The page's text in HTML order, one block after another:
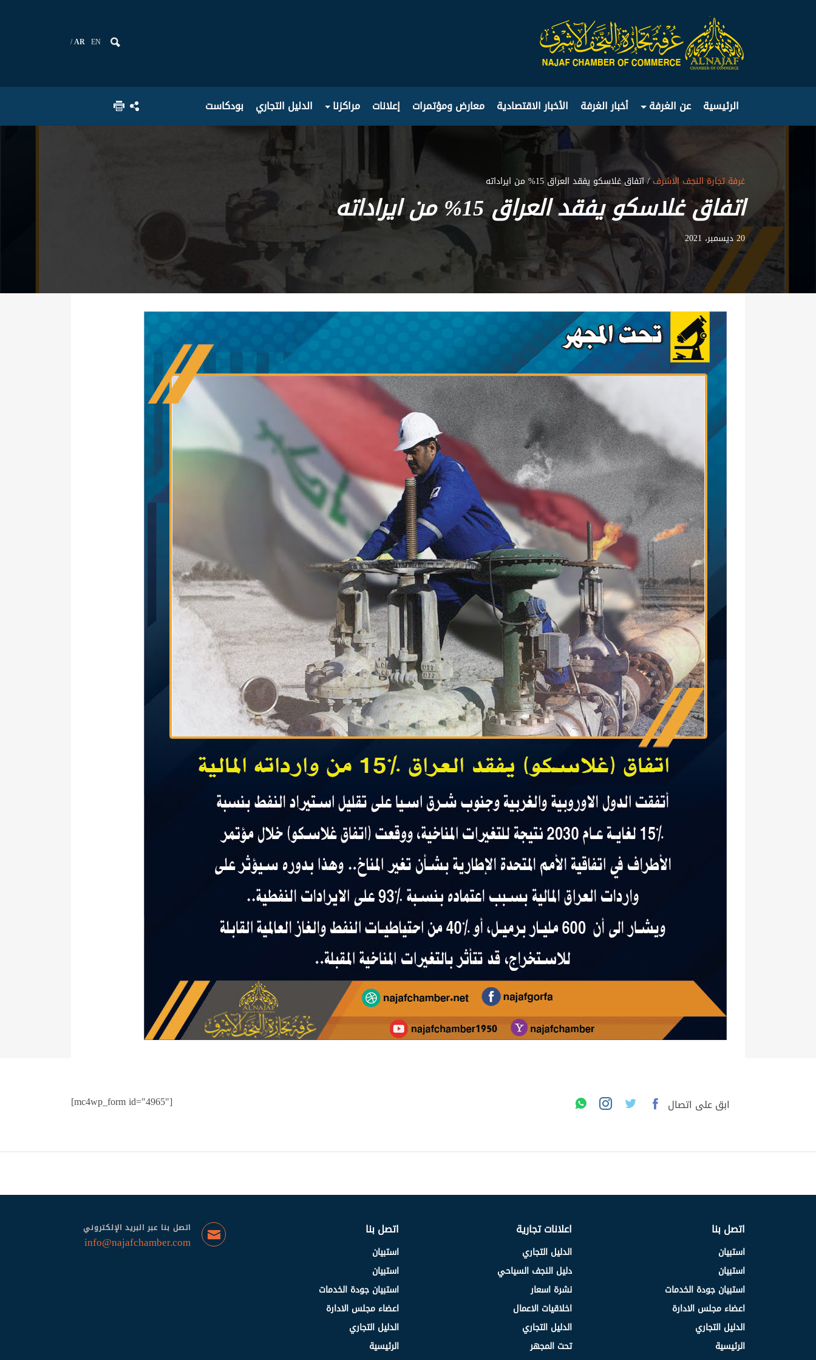
AR EN
الرئيسية عن الغرفة أخبار الغرفة الأخبار الاقتصادية معارض ومؤتمرات إعلانات مراكزنا الدليل التجاري بودكاست
غرفة تجارة النجف الاشرف/ اتفاق غلاسكو يفقد العراق 15% من ايراداته
اتفاق غلاسكو يفقد العراق 15% من ايراداته
20 ديسمبر، 2021
ابق على اتصال [mc4wp_form id="4965"]
اتصل بنا
استبيان
استبيان
استبيان جودة الخدمات
اعضاء مجلس الادارة
الدليل التجاري
الرئيسية
اعلانات تجارية
الدليل التجاري
دليل النجف السياحي
نشرة اسعار
اخلاقيات الاعمال
الدليل التجاري
تحت المجهر
اتصل بنا
استبيان
استبيان
استبيان جودة الخدمات
اعضاء مجلس الادارة
الدليل التجاري
الرئيسية
اتصل بنا عبر البريد الإلكتروني
info@najafchamber.com